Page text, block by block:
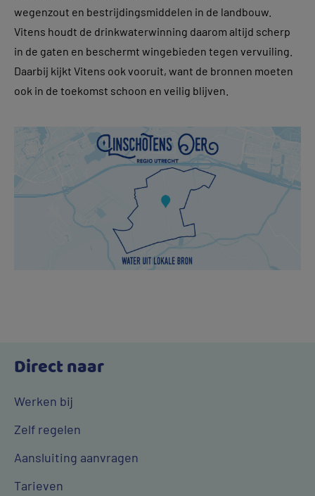
wegenzout en bestrijdingsmiddelen in de landbouw.
Vitens houdt de drinkwaterwinning daarom altijd scherp
in de gaten en beschermt wingebieden tegen vervuiling.
Daarbij kijkt Vitens ook vooruit, want de bronnen moeten
ook in de toekomst schoon en veilig blijven.
Direct naar
Werken bij
Zelf regelen
Aansluiting aanvragen
Tarieven